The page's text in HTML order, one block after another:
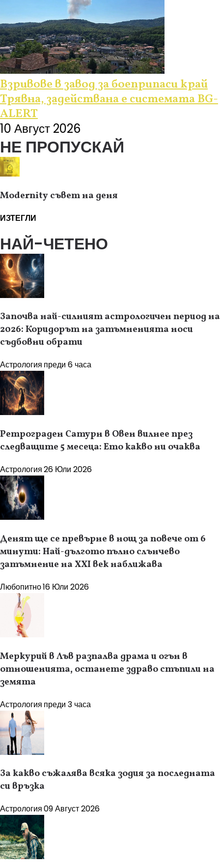
Взривове в завод за боеприпаси край
Трявна, задействана е системата BG-
ALERT
10 Август 2026
НЕ ПРОПУСКАЙ
Modernity съвет на деня
ИЗТЕГЛИ
НАЙ-ЧЕТЕНО
Започва най-силният астрологичен период на
2026: Коридорът на затъмненията носи
съдбовни обрати
Астрология преди 6 часа
Ретрограден Сатурн в Овен вилнее през
следващите 5 месеца: Ето какво ни очаква
Астрология26 Юли 2026
Денят ще се превърне в нощ за повече от 6
минути: Най-дългото пълно слънчево
затъмнение на XXI век наближава
Любопитно16 Юли 2026
Меркурий в Лъв разпалва драма и огън в
отношенията, останете здраво стъпили на
земята
Астрология преди 3 часа
За какво съжалява всяка зодия за последната
си връзка
Астрология09 Август 2026